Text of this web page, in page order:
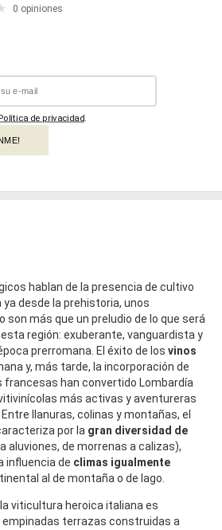
0 opiniones
de privacidad
hablan de la presencia de cultivo
ya desde la prehistoria, unos
son más que un preludio de lo que será
región: exuberante, vanguardista y
prerromana. El éxito de los vinos
y, más tarde, la incorporación de
francesas han convertido Lombardía
más activas y aventureras
llanuras, colinas y montañas, el
por la gran diversidad de
aluviones, de morrenas a calizas),
influencia de climas igualmente
al de montaña o de lago.
viticultura heroica italiana es
empinadas terrazas construidas a